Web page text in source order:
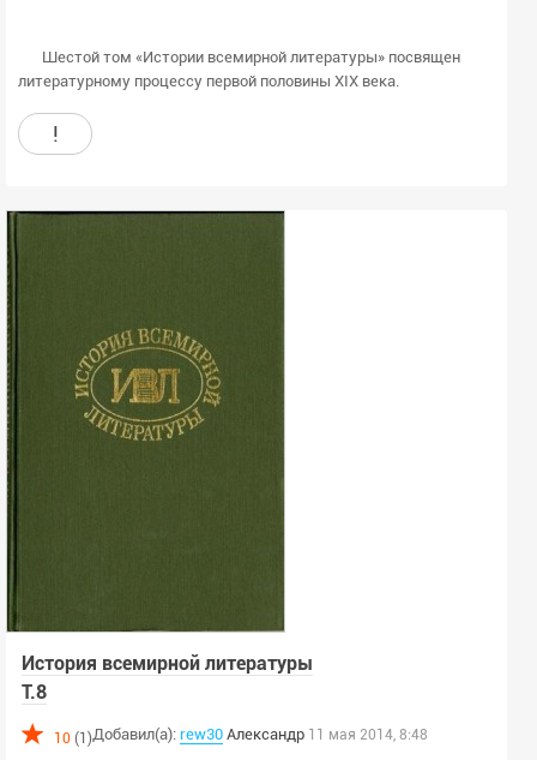
Шестой том «Истории всемирной литературы» посвящен
литературному процессу первой половины XIX века.
!
История всемирной литературы
Т.8
10 (1)Добавил(а): rew30 Александр 11 мая 2014, 8:48